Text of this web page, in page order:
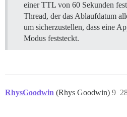
einer TTL von 60 Sekunden
Thread, der das Ablaufdatum
um sicherzustellen, dass eine
Modus feststeckt.
RhysGoodwin (Rhys Goodwin) 9